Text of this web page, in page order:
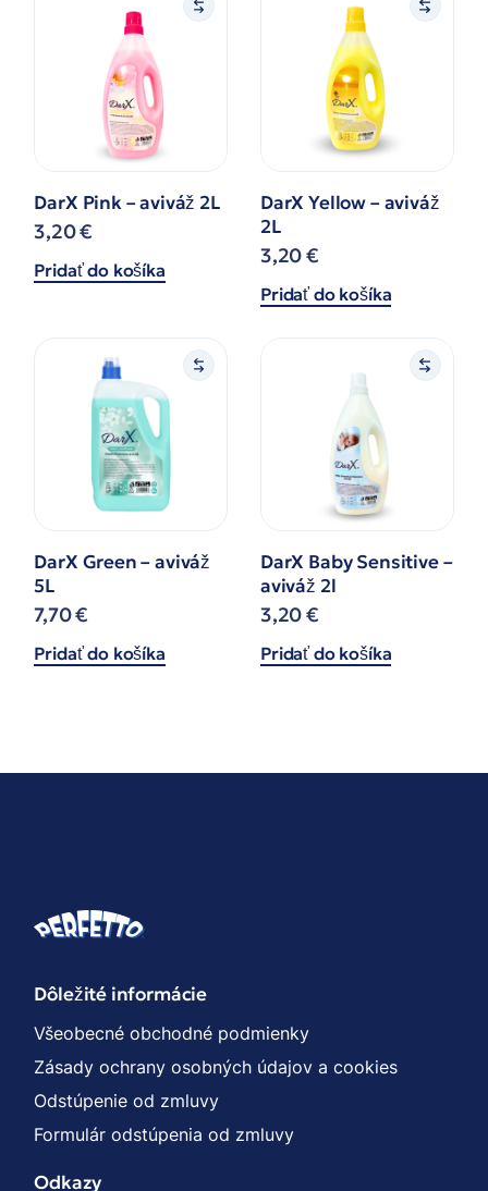
DarX Pink – aviváž 2L
3,20€
Pridať do košíka
DarX Yellow – aviváž
2L
3,20€
Pridať do košíka
DarX Green – aviváž
5L
7,70€
Pridať do košíka
DarX Baby Sensitive –
aviváž 2l
3,20€
Pridať do košíka
Dôležité informácie
Všeobecné obchodné podmienky
Zásady ochrany osobných údajov a cookies
Odstúpenie od zmluvy
Formulár odstúpenia od zmluvy
Odkazy